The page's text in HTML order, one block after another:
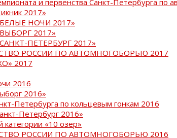
2017»
НОЧИ 2017»
2017»
ПЕТЕРБУРГ 2017»
РОССИИ ПО АВТОМНОГОБОРЬЮ 2017
2017
2016
2016»
Петербурга по кольцевым гонкам 2016
Петербург 2016»
категории «10 озер»
РОССИИ ПО АВТОМНОГОБОРЬЮ 2016